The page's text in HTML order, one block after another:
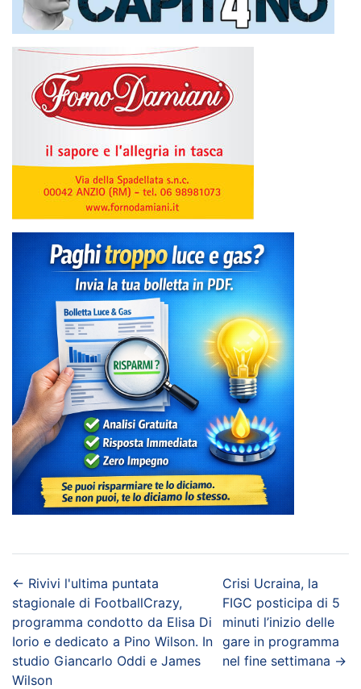
← Rivivi l'ultima puntata
stagionale di FootballCrazy,
programma condotto da Elisa Di
Iorio e dedicato a Pino Wilson. In
studio Giancarlo Oddi e James
Wilson
Crisi Ucraina, la
FIGC posticipa di 5
minuti l’inizio delle
gare in programma
nel fine settimana →